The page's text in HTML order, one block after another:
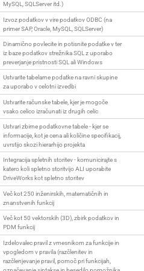
MySQL, SQLServer itd.)
Izvoz podatkov v vire podatkov ODBC (na
primer SAP, Oracle, MySQL, SQLServer)
Dinamično povlecite in potisnite podatke v ter
iz baze podatkov strežnika SQL z uporabo
preverjanje pristnosti SQL ali Windows
Ustvarite tabelarne podatke na ravni skupine
za uporabo v celotni izvedbi
Ustvarite računske tabele, kjer je mogoče
vsako celico izračunati iz drugih celic
Ustvari zbirne podatkovne tabele - kjer se
informacije, kot je cena ali količine specifikacij,
uvrstijo skozi hierarhijo projekta
Integracija spletnih storitev - komunicirajte s
katero koli spletno storitvijo ALI uporabite
DriveWorks kot spletno storitev
Več kot 250 inženirskih, matematičnih in
znanstvenih funkcij
Več kot 50 vektorskih (3D), zbirk podatkov in
PDM funkcij
Izdelovalec pravil z vmesnikom za funkcije in
vpogledom v pravila (razčlenitev in
razčlenjevanje pravil, pomoč pri funkcijah,